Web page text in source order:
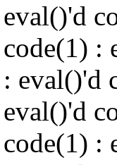
:
eval()'d
: